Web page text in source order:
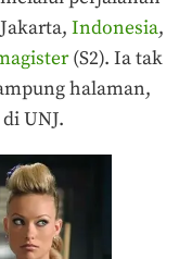
Indonesia,
(S2). Ia tak
halaman,
UNJ.